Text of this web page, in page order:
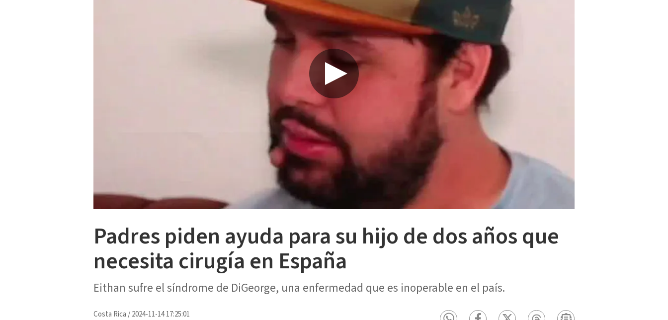
Padres piden ayuda para su hijo de dos años que
necesita cirugía en España
Eithan sufre el síndrome de DiGeorge, una enfermedad que es inoperable en el país.
Costa Rica /2024-11-14 17:25:01